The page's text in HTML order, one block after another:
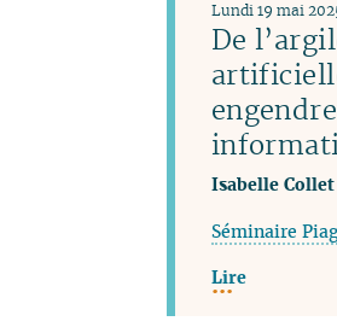
De
Lundi 19 mai
Isabelle Collet
Séminaire
Lire